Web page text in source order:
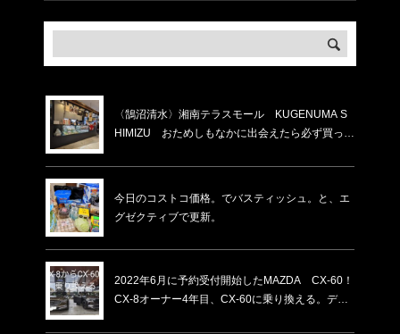
〈鵠沼清水〉湘南テラスモール KUGENUMA S
HIMIZU おためしもなかに出会えたら必ず買った
がほとんど。賞味期限が少し短いだけ！化粧箱入
今日のコストコ価格。でバスティッシュ。と、エ
グゼクティブで更新。
2022年6月に予約受付開始したMAZDA CX-60！
CX-8オーナー4年目、CX-60に乗り換える。ディ